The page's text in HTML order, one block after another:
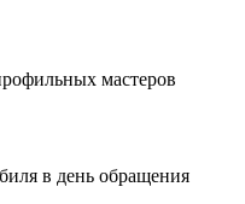
мастеров
в день обращения